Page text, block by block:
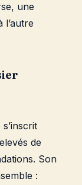
une
l’autre
de
Son
: